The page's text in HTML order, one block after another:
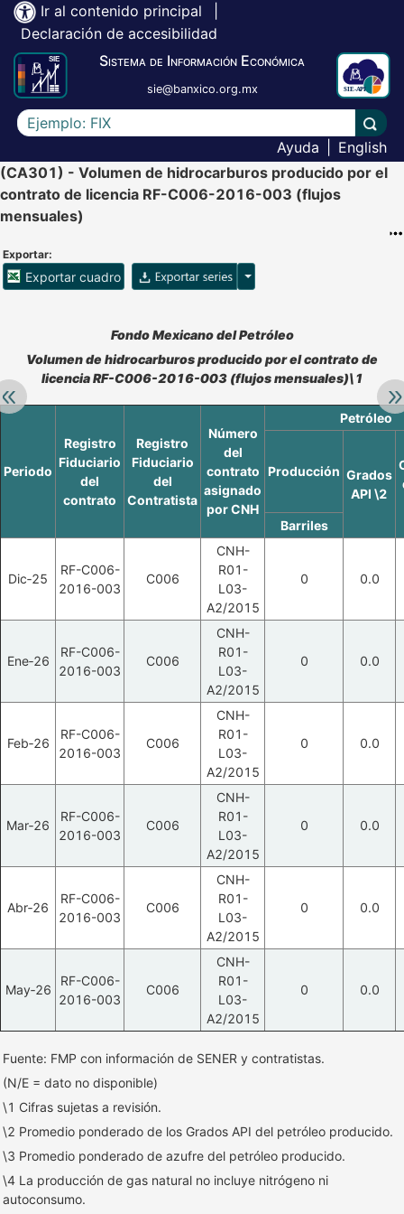
Ir al contenido principal
Declaración de accesibilidad
Sistema de Información Económica
sie@banxico.org.mx
Escriba el texto a buscar
Ayuda
English
(CA301) - Volumen de hidrocarburos producido por el
contrato de licencia RF-C006-2016-003 (flujos
mensuales)
Exportar:
Exportar cuadro Opciones para exportar
Retroceder:
Accesibilidad de Cuadros Analíticos, al exportar el cuadro
Fondo Mexicano del Petróleo
Volumen de hidrocarburos producido por el contrato de
licencia RF-C006-2016-003 (flujos mensuales)\1
Periodo
Registro
Fiduciario
del
contrato
Registro
Fiduciario
del
Contratista
Número
del
contrato
asignado
por CNH
Petróleo
Producción Grados
API \2
Barriles
Dic‑25
RF-C006-
2016-003
C006
CNH-
R01-
L03-
A2/2015
0 0.0
Ene‑26
RF-C006-
2016-003
C006
CNH-
R01-
L03-
A2/2015
0 0.0
Feb‑26
RF-C006-
2016-003
C006
CNH-
R01-
L03-
A2/2015
0 0.0
Mar‑26
RF-C006-
2016-003
C006
CNH-
R01-
L03-
A2/2015
0 0.0
Abr‑26
RF-C006-
2016-003
C006
CNH-
R01-
L03-
A2/2015
0 0.0
May‑26
RF-C006-
2016-003
C006
CNH-
R01-
L03-
A2/2015
0 0.0
Fuente: FMP con información de SENER y contratistas.
(N/E = dato no disponible)
\1 Cifras sujetas a revisión.
\2 Promedio ponderado de los Grados API del petróleo producido.
\3 Promedio ponderado de azufre del petróleo producido.
\4 La producción de gas natural no incluye nitrógeno ni
autoconsumo.